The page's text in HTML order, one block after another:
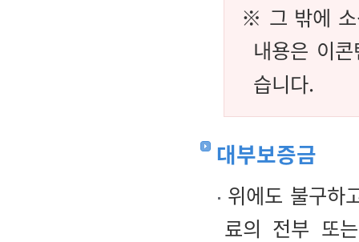
※ 그 밖에 소
내용은 이
습니다.
대부보증금
위에도 불구하
료의 전부 또